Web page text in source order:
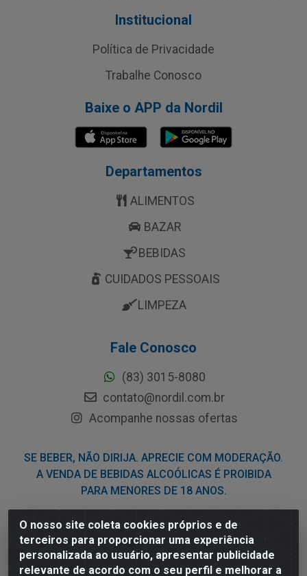
O nosso site coleta cookies próprios e de
terceiros para proporcionar uma experiência
personalizada ao usuário, apresentar publicidade
relevante de acordo com o seu perfil e melhorar a
Institucional
Política de Privacidade
Trabalhe Conosco
Baixe o APP da Nordil
Departamentos
ALIMENTOS
BAZAR
BEBIDAS
CUIDADOS PESSOAIS
LIMPEZA
Fale Conosco
(83) 3015-8080
contato@nordil.com.br
Acompanhe nossas ofertas
SE BEBER, NÃO DIRIJA. APRECIE COM MODERAÇÃO.
A VENDA DE BEBIDAS ALCOÓLICAS É PROIBIDA
PARA MENORES DE 18 ANOS.
Nordil Distribuidora - Avenida Liberdade, 2738, Bloco F -
Sesi - Bayeux/PB - CEP 58.111-400 - CNPJ
03.775.813/0001-41